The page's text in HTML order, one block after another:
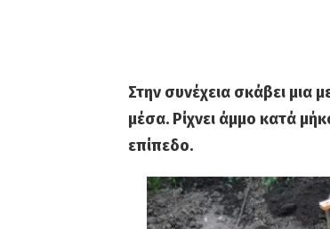
Στην συνέχεια σκάβει μια
μέσα. Ρίχνει άμμο κατά
επίπεδο.